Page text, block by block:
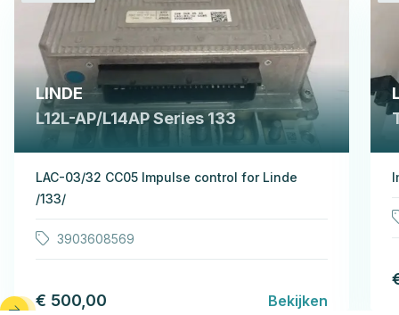
LINDE
L12L-AP/L14AP Series 133
LAC-03/32 CC05 Impulse control for Linde
/133/
3903608569
€ 500,00 Bekijken